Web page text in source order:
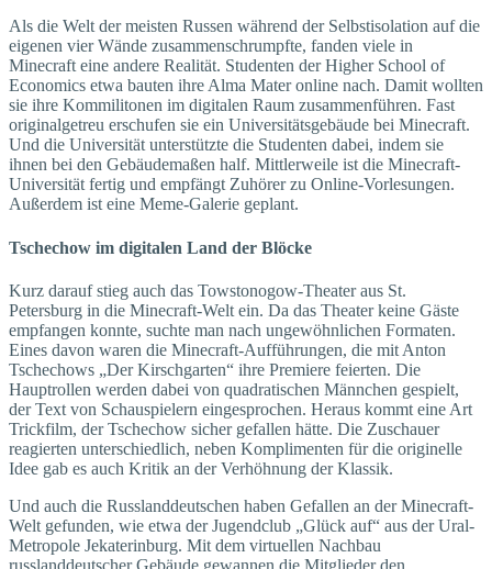
Als die Welt der meisten Russen während der Selbstisolation auf die
eigenen vier Wände zusammenschrumpfte, fanden viele in
Minecraft eine andere Realität. Studenten der Higher School of
Economics etwa bauten ihre Alma Mater online nach. Damit wollten
sie ihre Kommilitonen im digitalen Raum zusammenführen. Fast
originalgetreu erschufen sie ein Universitätsgebäude bei Minecraft.
Und die Universität unterstützte die Studenten dabei, indem sie
ihnen bei den Gebäudemaßen half. Mittlerweile ist die Minecraft-
Universität fertig und empfängt Zuhörer zu Online-Vorlesungen.
Außerdem ist eine Meme-Galerie geplant.
Tschechow im digitalen Land der Blöcke
Kurz darauf stieg auch das Towstonogow-Theater aus St.
Petersburg in die Minecraft-Welt ein. Da das Theater keine Gäste
empfangen konnte, suchte man nach ungewöhnlichen Formaten.
Eines davon waren die Minecraft-Aufführungen, die mit Anton
Tschechows „Der Kirschgarten“ ihre Premiere feierten. Die
Hauptrollen werden dabei von quadratischen Männchen gespielt,
der Text von Schauspielern eingesprochen. Heraus kommt eine Art
Trickfilm, der Tschechow sicher gefallen hätte. Die Zuschauer
reagierten unterschiedlich, neben Komplimenten für die originelle
Idee gab es auch Kritik an der Verhöhnung der Klassik.
Und auch die Russlanddeutschen haben Gefallen an der Minecraft-
Welt gefunden, wie etwa der Jugendclub „Glück auf“ aus der Ural-
Metropole Jekaterinburg. Mit dem virtuellen Nachbau
russlanddeutscher Gebäude gewannen die Mitglieder den